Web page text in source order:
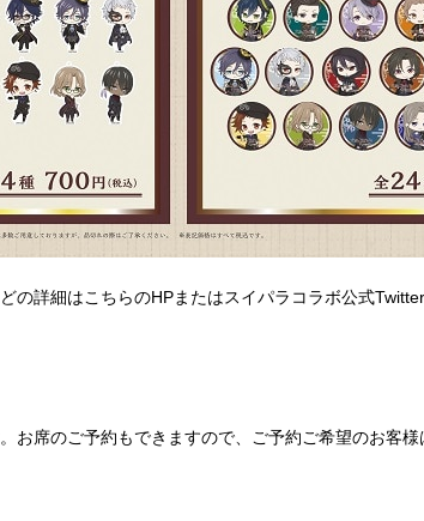
の詳細はこちらのHPまたはスイパラコラボ公式
お席のご予約もできますので、ご予約ご希望のお客様